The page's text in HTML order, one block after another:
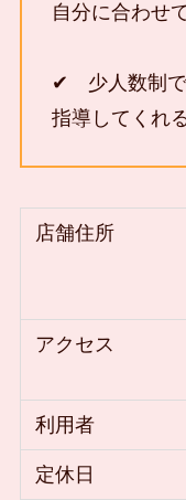
自分に合わせ
✔ 少人数制で
指導してくれ
店舗住所
アクセス
利用者
定休日